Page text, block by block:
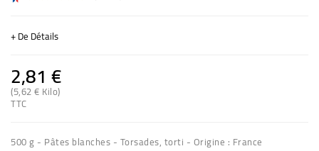
+ De Détails
2,81 €
(5,62 € Kilo)
TTC
500 g - Pâtes blanches - Torsades, torti - Origine : France